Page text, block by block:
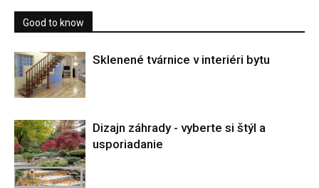
Good to know
Sklenené tvárnice v interiéri bytu
Dizajn záhrady - vyberte si štýl a
usporiadanie